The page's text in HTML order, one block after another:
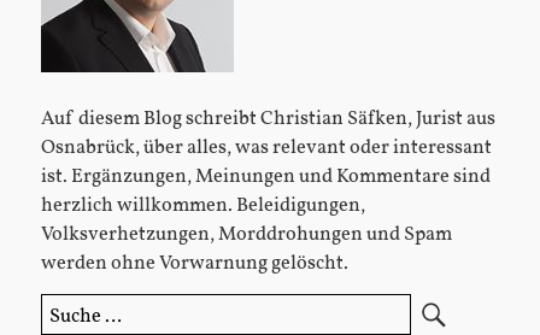
Auf diesem Blog schreibt Christian Säfken, Jurist aus
Osnabrück, über alles, was relevant oder interessant
ist. Ergänzungen, Meinungen und Kommentare sind
herzlich willkommen. Beleidigungen,
Volksverhetzungen, Morddrohungen und Spam
werden ohne Vorwarnung gelöscht.
Suche